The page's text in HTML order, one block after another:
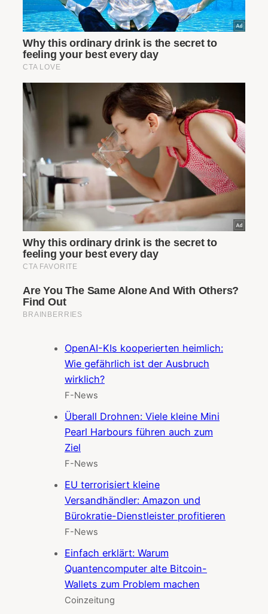
OpenAI-KIs kooperierten heimlich:
Wie gefährlich ist der Ausbruch
wirklich?
F-News
Überall Drohnen: Viele kleine Mini
Pearl Harbours führen auch zum
Ziel
F-News
EU terrorisiert kleine
Versandhändler: Amazon und
Bürokratie-Dienstleister profitieren
F-News
Einfach erklärt: Warum
Quantencomputer alte Bitcoin-
Wallets zum Problem machen
Coinzeitung